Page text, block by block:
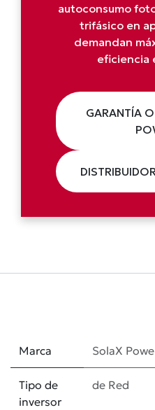
autoconsumo
trifásico en
demandan
eficiencia
GARANTÍA
Marca SolaX
Tipo de
inversor
de Red